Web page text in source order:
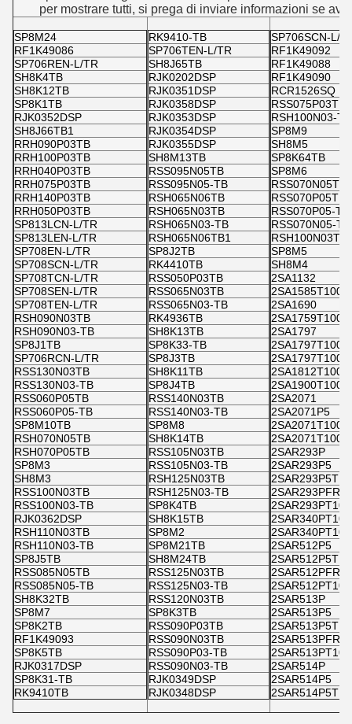
per mostrare tutti, si prega di inviare informazioni se
SP8M24
RF1K49086
SP706REN-L/TR
SH8K4TB
SH8K12TB
SP8K1TB
RJK0352DSP
SH8J66TB1
RRH090P03TB
RRH100P03TB
RRH040P03TB
RRH075P03TB
RRH140P03TB
RRH050P03TB
SP813LCN-L/TR
SP813LEN-L/TR
SP708EN-L/TR
SP708SCN-L/TR
SP708TCN-L/TR
SP708SEN-L/TR
SP708TEN-L/TR
RSH090N03TB
RSH090N03-TB
SP8J1TB
SP706RCN-L/TR
RSS130N03TB
RSS130N03-TB
RSS060P05TB
RSS060P05-TB
SP8M10TB
RSH070N05TB
RSH070P05TB
SP8M3
SH8M3
RSS100N03TB
RSS100N03-TB
RJK0362DSP
RSH110N03TB
RSH110N03-TB
SP8J5TB
RSS085N05TB
RSS085N05-TB
SH8K32TB
SP8M7
SP8K2TB
RF1K49093
SP8K5TB
RJK0317DSP
SP8K31-TB
RK9410TB
RK9410-TB
SP706TEN-L/TR
SH8J65TB
RJK0202DSP
RJK0351DSP
RJK0358DSP
RJK0353DSP
RJK0354DSP
RJK0355DSP
SH8M13TB
RSS095N05TB
RSS095N05-TB
RSH065N06TB
RSH065N03TB
RSH065N03-TB
RSH065N06TB1
SP8J2TB
RK4410TB
RSS050P03TB
RSS065N03TB
RSS065N03-TB
RK4936TB
SH8K13TB
SP8K33-TB
SP8J3TB
SH8K11TB
SP8J4TB
RSS140N03TB
RSS140N03-TB
SP8M8
SH8K14TB
RSS105N03TB
RSS105N03-TB
RSH125N03TB
RSH125N03-TB
SP8K4TB
SH8K15TB
SP8M2
SP8M21TB
SH8M24TB
RSS125N03TB
RSS125N03-TB
RSS120N03TB
SP8K3TB
RSS090P03TB
RSS090N03TB
RSS090P03-TB
RSS090N03-TB
RJK0349DSP
RJK0348DSP
SP706SCN-L/
RF1K49092
RF1K49088
RF1K49090
RCR1526SQ
RSS075P03TB
RSH100N03-TB
SP8M9
SH8M5
SP8K64TB
SP8M6
RSS070N05TB
RSS070P05TB
RSS070P05-TB
RSS070N05-TB
RSH100N03TB
SP8M5
SH8M4
2SA1132
2SA1585T100
2SA1690
2SA1759T100P
2SA1797
2SA1797T100P
2SA1797T100Q
2SA1812T100Q
2SA1900T100Q
2SA2071
2SA2071P5
2SA2071T100Q
2SA2071T100R
2SAR293P
2SAR293P5
2SAR293PFRA
2SAR293PT100
2SAR512P5
2SAR512PFRA
2SAR512PT100
2SAR513P
2SAR513P5
2SAR513PFRA
2SAR513PT100
2SAR514P
2SAR514P5